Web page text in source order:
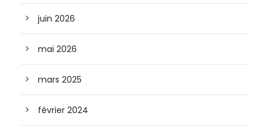
juin 2026
mai 2026
mars 2025
février 2024